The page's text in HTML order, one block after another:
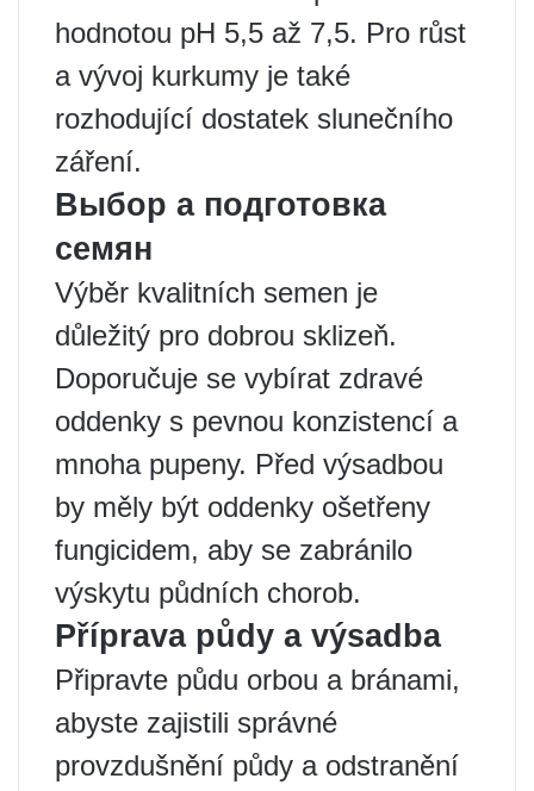
hodnotou pH 5,5 až 7,5. Pro růst
a vývoj kurkumy je také
rozhodující dostatek slunečního
záření.
Выбор a подготовка
семян
Výběr kvalitních semen je
důležitý pro dobrou sklizeň.
Doporučuje se vybírat zdravé
oddenky s pevnou konzistencí a
mnoha pupeny. Před výsadbou
by měly být oddenky ošetřeny
fungicidem, aby se zabránilo
výskytu půdních chorob.
Příprava půdy a výsadba
Připravte půdu orbou a bránami,
abyste zajistili správné
provzdušnění půdy a odstranění